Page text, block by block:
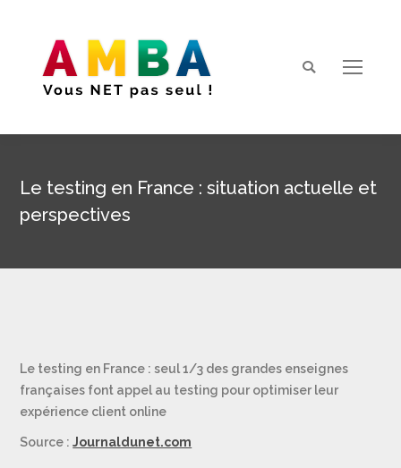
Search:
Le testing en France : situation actuelle et
perspectives
Le testing en France : seul 1/3 des grandes enseignes
françaises font appel au testing pour optimiser leur
expérience client online
Source :Journaldunet.com